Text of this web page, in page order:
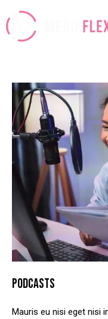
PODCASTS
Mauris eu nisi eget nisi